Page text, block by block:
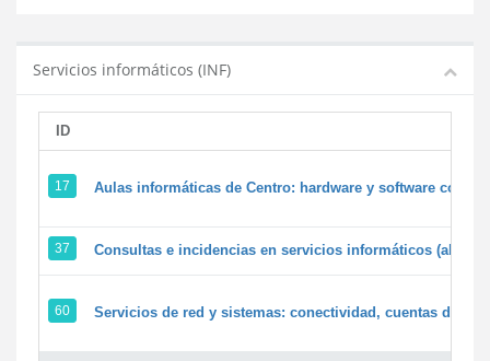
Servicios informáticos (INF)
ID
17 Aulas informáticas de Centro: hardware y software
37 Consultas e incidencias en servicios informáticos
60 Servicios de red y sistemas: conectividad, cuentas de